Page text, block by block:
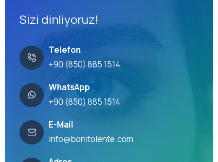
Sizi dinliyoruz!
Telefon
+90 (850) 885 1514
WhatsApp
+90 (850) 885 1514
E-Mail
info@bonitolente.com